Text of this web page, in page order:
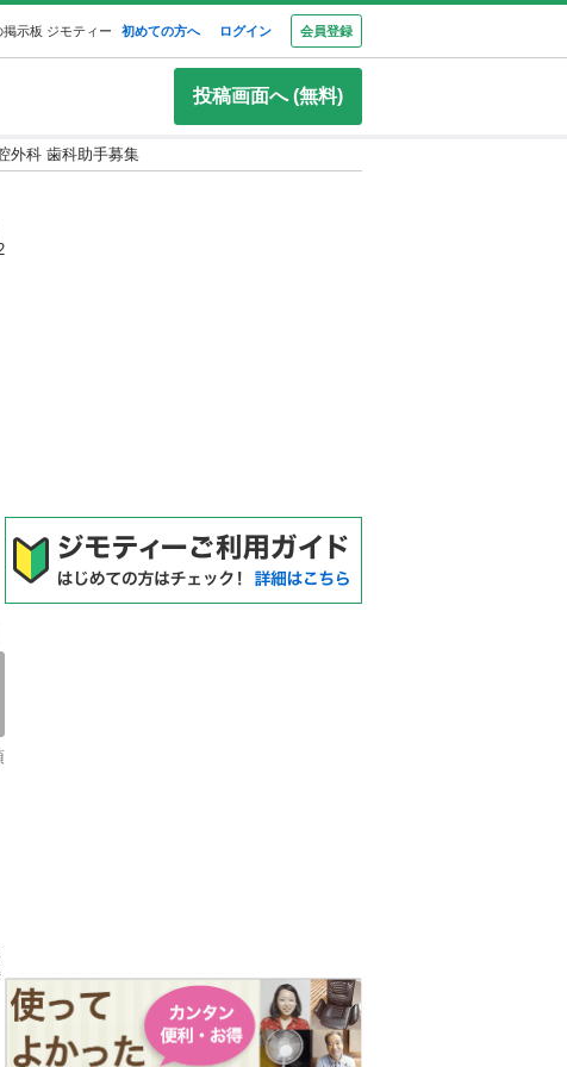
掲示板 ジモティー 初めての方へ ログイン 会員登録
投稿画面へ (無料)
外科 歯科助手募集